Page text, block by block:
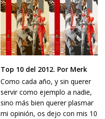
Top 10 del 2012. Por Merk
Como cada año, y sin querer
servir como ejemplo a nadie,
sino más bien querer plasmar
mi opinión, os dejo con mis 10